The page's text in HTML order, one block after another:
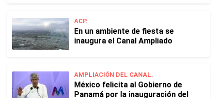
ACP.
En un ambiente de fiesta se
inaugura el Canal Ampliado
AMPLIACIÓN DEL CANAL.
México felicita al Gobierno de
Panamá por la inauguración del